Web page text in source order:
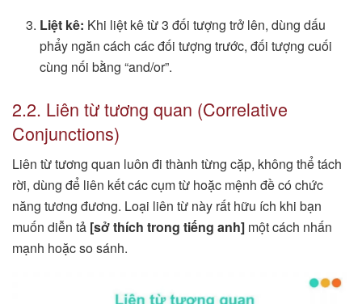
Liệt kê: Khi liệt kê từ 3 đối tượng trở lên, dùng dấu
phẩy ngăn cách các đối tượng trước, đối tượng cuối
cùng nối bằng “and/or”.
2.2. Liên từ tương quan (Correlative
Conjunctions)
Liên từ tương quan luôn đi thành từng cặp, không thể tách
rời, dùng để liên kết các cụm từ hoặc mệnh đề có chức
năng tương đương. Loại liên từ này rất hữu ích khi bạn
muốn diễn tả [sở thích trong tiếng anh] một cách nhấn
mạnh hoặc so sánh.